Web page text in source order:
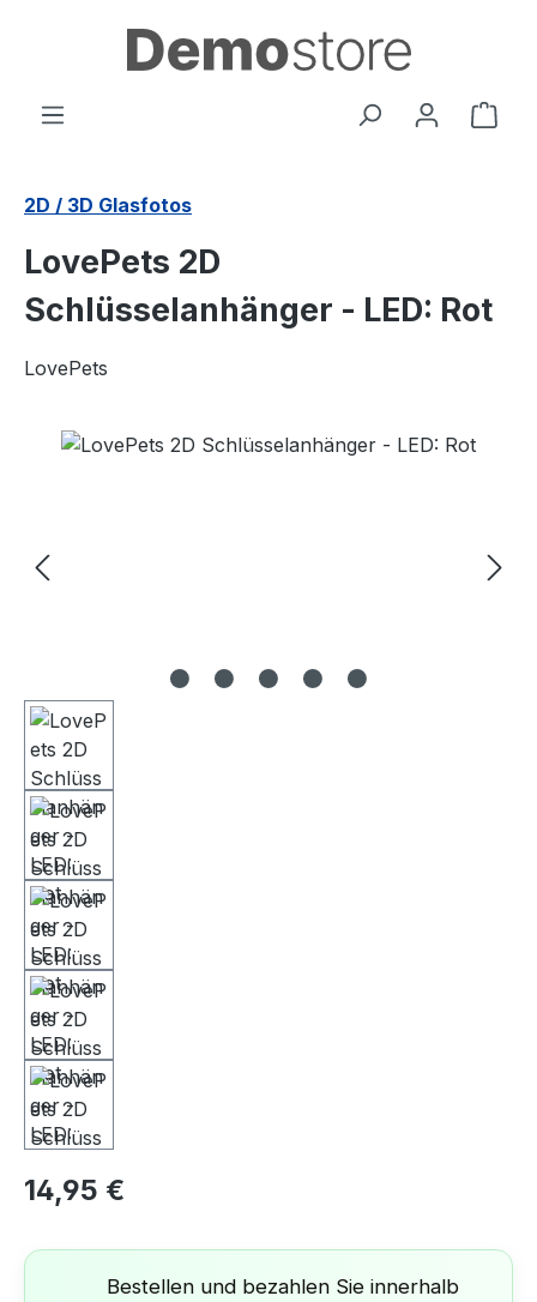
Zum Hauptinhalt springen
2D / 3D Glasfotos
LovePets 2D
Schlüsselanhänger - LED: Rot
LovePets
Bildergalerie überspringen
Regulärer Preis:
14,95 €
Bestellen und bezahlen Sie innerhalb